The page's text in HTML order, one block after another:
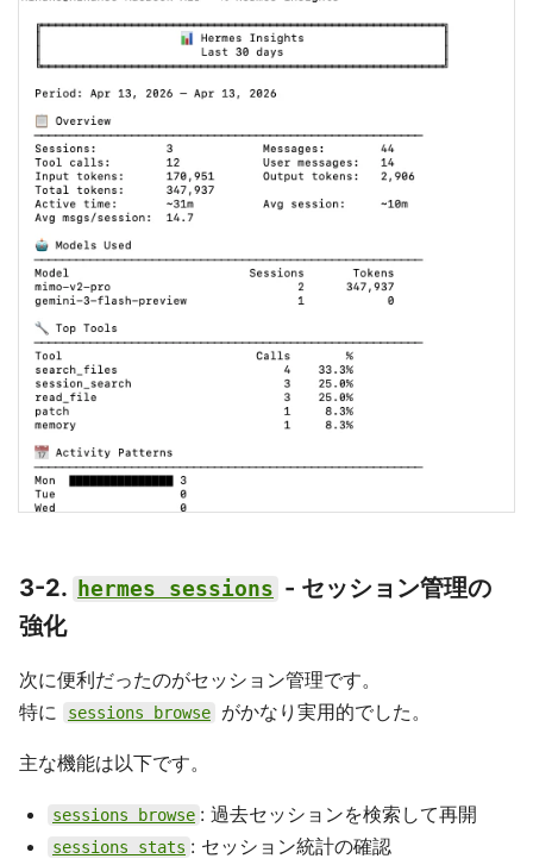
3-2. hermes sessions - セッション管理の
強化
次に便利だったのがセッション管理です。
特に
sessions browse がかなり実用的でした。
主な機能は以下です。
sessions browse : 過去セッションを検索して再開
sessions stats : セッション統計の確認